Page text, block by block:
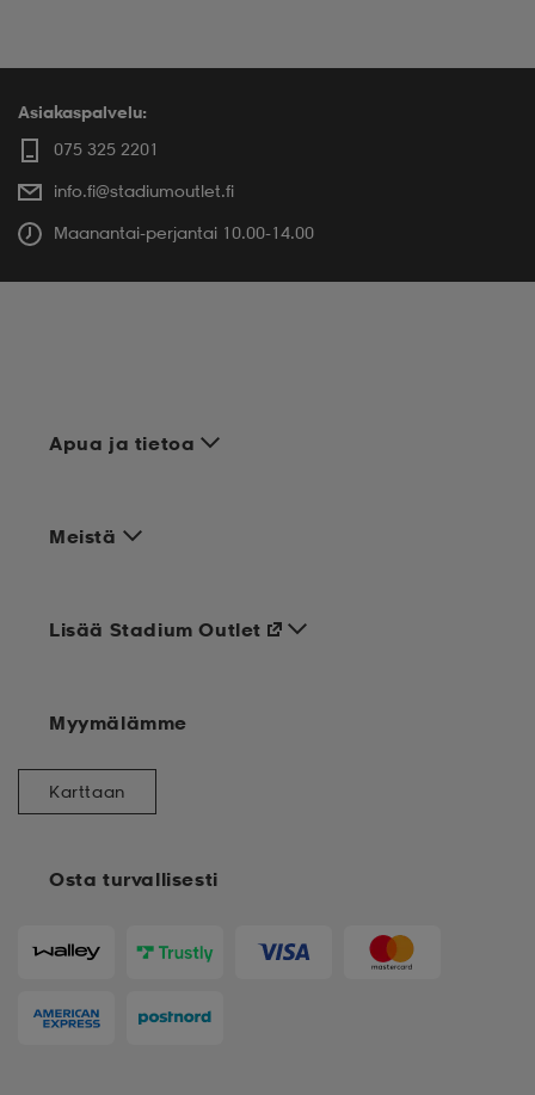
Asiakaspalvelu:
075 325 2201
info.fi@stadiumoutlet.fi
Maanantai-perjantai 10.00-14.00
Apua ja tietoa
Meistä
Osta turvallisesti
Lisää Stadium Outlet
Myymälämme
Karttaan